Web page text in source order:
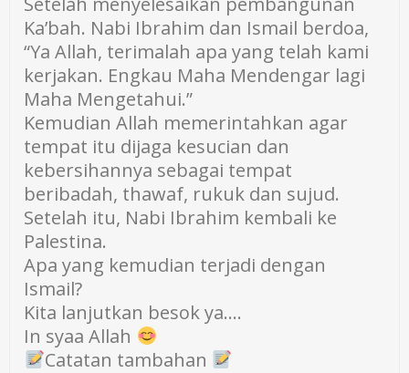
Ka’bah. Nabi Ibrahim dan Ismail berdoa,
“Ya Allah, terimalah apa yang telah kami
kerjakan. Engkau Maha Mendengar lagi
Maha Mengetahui.”
Kemudian Allah memerintahkan agar
tempat itu dijaga kesucian dan
kebersihannya sebagai tempat
beribadah, thawaf, rukuk dan sujud.
Setelah itu, Nabi Ibrahim kembali ke
Palestina.
Apa yang kemudian terjadi dengan
Ismail?
Kita lanjutkan besok ya….
In syaa Allah
Catatan tambahan